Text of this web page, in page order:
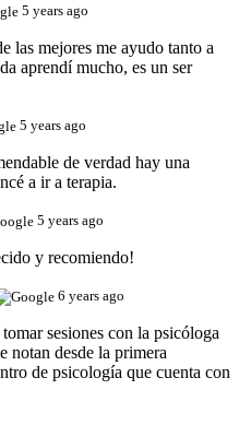
5 years ago
las mejores me ayudo tanto a
aprendí mucho, es un ser
5 years ago
de verdad hay una
a ir a terapia.
5 years ago
y recomiendo!
6 years ago
sesiones con la psicóloga
notan desde la primera
de psicología que cuenta con